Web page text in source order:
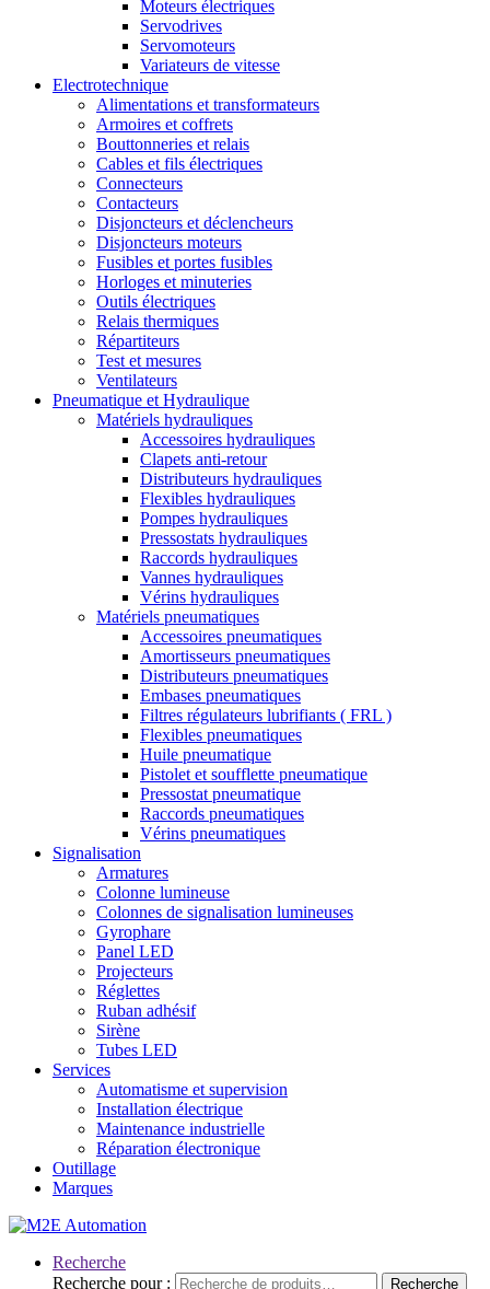
Moteurs électriques
Servodrives
Servomoteurs
Variateurs de vitesse
Electrotechnique
Alimentations et transformateurs
Armoires et coffrets
Bouttonneries et relais
Cables et fils électriques
Connecteurs
Contacteurs
Disjoncteurs et déclencheurs
Disjoncteurs moteurs
Fusibles et portes fusibles
Horloges et minuteries
Outils électriques
Relais thermiques
Répartiteurs
Test et mesures
Ventilateurs
Pneumatique et Hydraulique
Matériels hydrauliques
Accessoires hydrauliques
Clapets anti-retour
Distributeurs hydrauliques
Flexibles hydrauliques
Pompes hydrauliques
Pressostats hydrauliques
Raccords hydrauliques
Vannes hydrauliques
Vérins hydrauliques
Matériels pneumatiques
Accessoires pneumatiques
Amortisseurs pneumatiques
Distributeurs pneumatiques
Embases pneumatiques
Filtres régulateurs lubrifiants ( FRL )
Flexibles pneumatiques
Huile pneumatique
Pistolet et soufflette pneumatique
Pressostat pneumatique
Raccords pneumatiques
Vérins pneumatiques
Signalisation
Armatures
Colonne lumineuse
Colonnes de signalisation lumineuses
Gyrophare
Panel LED
Projecteurs
Réglettes
Ruban adhésif
Sirène
Tubes LED
Services
Automatisme et supervision
Installation électrique
Maintenance industrielle
Réparation électronique
Outillage
Marques
Recherche
Recherche pour :
Recherche